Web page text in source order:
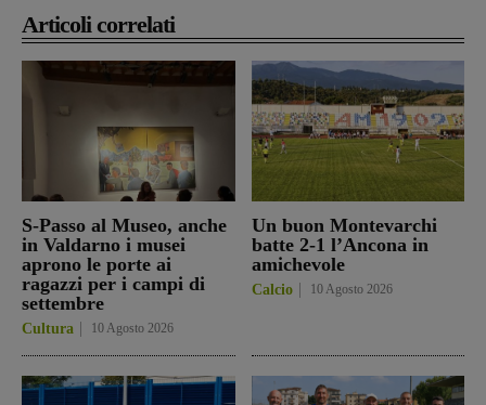
Articoli correlati
S-Passo al Museo, anche
in Valdarno i musei
aprono le porte ai
ragazzi per i campi di
settembre
Cultura 10 Agosto 2026
Un buon Montevarchi
batte 2-1 l’Ancona in
amichevole
Calcio 10 Agosto 2026